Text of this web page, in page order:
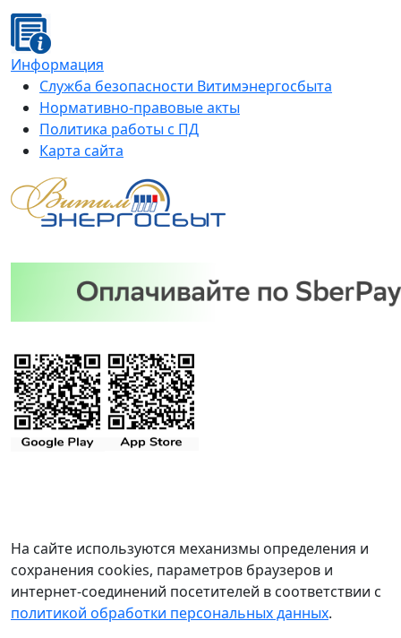
Информация
Служба безопасности Витимэнергосбыта
Нормативно-правовые акты
Политика работы с ПД
Карта сайта
На сайте используются механизмы определения и
сохранения cookies, параметров браузеров и
интернет-соединений посетителей в соответствии с
политикой обработки персональных данных.